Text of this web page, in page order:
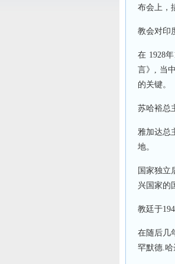
布会上，
教会对印
在 1928
言》, 当
的关键。
苏哈裕总
雅加达总
地。
国家独立
兴国家的
教廷于
在随后几
罕默德.哈